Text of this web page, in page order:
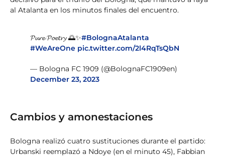
al Atalanta en los minutos finales del encuentro.
𝓟𝓾𝓻𝓮 𝓟𝓸𝓮𝓽𝓻𝔂 🌅✨#BolognaAtalanta
#WeAreOne pic.twitter.com/2l4RqTsQbN
— Bologna FC 1909 (@BolognaFC1909en)
December 23, 2023
Cambios y amonestaciones
Bologna realizó cuatro sustituciones durante el partido:
Urbanski reemplazó a Ndoye (en el minuto 45), Fabbian